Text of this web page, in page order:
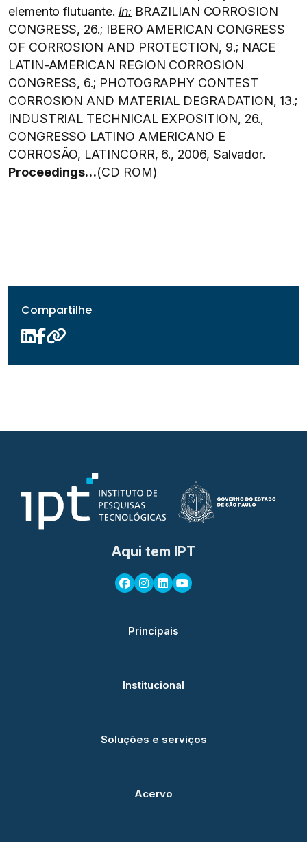
elemento flutuante. In: BRAZILIAN CORROSION
CONGRESS, 26.; IBERO AMERICAN CONGRESS
OF CORROSION AND PROTECTION, 9.; NACE
LATIN-AMERICAN REGION CORROSION
CONGRESS, 6.; PHOTOGRAPHY CONTEST
CORROSION AND MATERIAL DEGRADATION, 13.;
INDUSTRIAL TECHNICAL EXPOSITION, 26.,
CONGRESSO LATINO AMERICANO E
CORROSÃO, LATINCORR, 6., 2006, Salvador.
Proceedings…(CD ROM)
Compartilhe
Aqui tem IPT
Principais
Institucional
Soluções e serviços
Acervo